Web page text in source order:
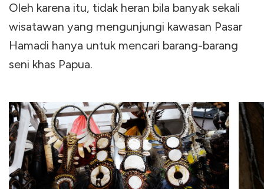
Oleh karena itu, tidak heran bila banyak sekali
wisatawan yang mengunjungi kawasan Pasar
Hamadi hanya untuk mencari barang-barang
seni khas Papua.